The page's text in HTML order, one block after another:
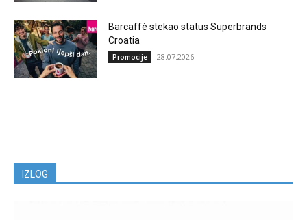
Barcaffè stekao status Superbrands
Croatia
Promocije 28.07.2026.
IZLOG